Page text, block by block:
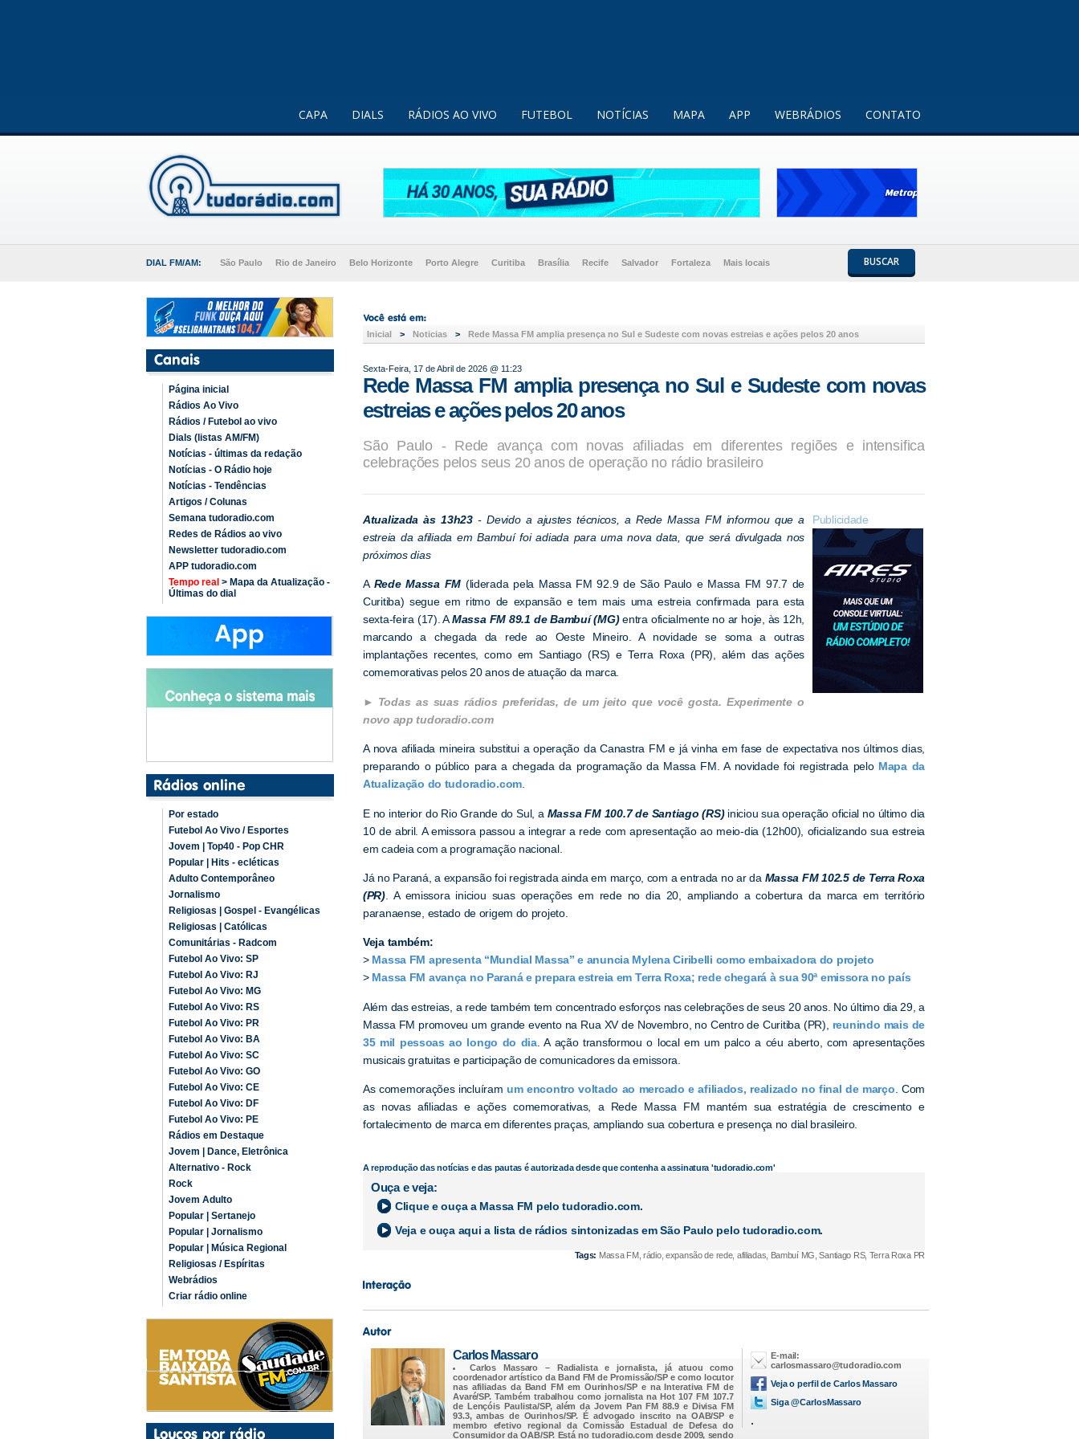
CAPA DIALS RÁDIOS AO VIVO FUTEBOL NOTÍCIAS MAPA APP WEBRÁDIOS CONTATO
DIAL FM/AM: São Paulo Rio de Janeiro Belo Horizonte Porto Alegre Curitiba Brasília Recife Salvador Fortaleza Mais locais BUSCAR
Página inicial
Rádios Ao Vivo
Rádios / Futebol ao vivo
Dials (listas AM/FM)
Notícias - últimas da redação
Notícias - O Rádio hoje
Notícias - Tendências
Artigos / Colunas
Semana tudoradio.com
Redes de Rádios ao vivo
Newsletter tudoradio.com
APP tudoradio.com
Tempo real > Mapa da Atualização -
Últimas do dial
Por estado
Futebol Ao Vivo / Esportes
Jovem | Top40 - Pop CHR
Popular | Hits - ecléticas
Adulto Contemporâneo
Jornalismo
Religiosas | Gospel - Evangélicas
Religiosas | Católicas
Comunitárias - Radcom
Futebol Ao Vivo: SP
Futebol Ao Vivo: RJ
Futebol Ao Vivo: MG
Futebol Ao Vivo: RS
Futebol Ao Vivo: PR
Futebol Ao Vivo: BA
Futebol Ao Vivo: SC
Futebol Ao Vivo: GO
Futebol Ao Vivo: CE
Futebol Ao Vivo: DF
Futebol Ao Vivo: PE
Rádios em Destaque
Jovem | Dance, Eletrônica
Alternativo - Rock
Rock
Jovem Adulto
Popular | Sertanejo
Popular | Jornalismo
Popular | Música Regional
Religiosas / Espíritas
Webrádios
Criar rádio online
Inicial > Noticias > Rede Massa FM amplia presença no Sul e Sudeste com novas estreias e ações pelos 20 anos
Sexta-Feira, 17 de Abril de 2026 @ 11:23
Rede Massa FM amplia presença no Sul e Sudeste com novas
estreias e ações pelos 20 anos
São Paulo - Rede avança com novas afiliadas em diferentes regiões e intensifica
celebrações pelos seus 20 anos de operação no rádio brasileiro
Publicidade
Atualizada às 13h23- Devido a ajustes técnicos, a Rede Massa FM informou que a
estreia da afiliada em Bambuí foi adiada para uma nova data, que será divulgada nos
próximos dias
A RedeMassa FM (liderada pela Massa FM 92.9 de São Paulo e Massa FM 97.7 de
Curitiba) segue em ritmo de expansão e tem mais uma estreia confirmada para esta
sexta-feira (17). AMassa FM 89.1 de Bambuí (MG)entra oficialmente no ar hoje, às 12h,
marcando a chegada da rede ao Oeste Mineiro. A novidade se soma a outras
implantações recentes, como em Santiago (RS) e Terra Roxa (PR), além das ações
comemorativas pelos 20 anos de atuação da marca.
Todas as suas rádios preferidas, de um jeito que você gosta. Experimente o
novo app tudoradio.com
A nova afiliada mineira substitui a operação da Canastra FM e já vinha em fase de expectativa nos últimos dias,
preparando o público para a chegada da programação da Massa FM. A novidade foi registrada pelo Mapa da
Atualização do tudoradio.com.
E no interior do Rio Grande do Sul, a Massa FM 100.7 de Santiago (RS)iniciou sua operação oficial no último dia
10 de abril. A emissora passou a integrar a rede com apresentação ao meio-dia (12h00), oficializando sua estreia
em cadeia com a programação nacional.
Já no Paraná, a expansão foi registrada ainda em março, com a entrada no ar da Massa FM 102.5 de Terra Roxa
(PR). A emissora iniciou suas operações em rede no dia 20, ampliando a cobertura da marca em território
paranaense, estado de origem do projeto.
Veja também:
> Massa FM apresenta “Mundial Massa” e anuncia Mylena Ciribelli como embaixadora do projeto
> Massa FM avança no Paraná e prepara estreia em Terra Roxa; rede chegará à sua 90ª emissora no país
Além das estreias, a rede também tem concentrado esforços nas celebrações de seus 20 anos. No último dia 29, a
Massa FM promoveu um grande evento na Rua XV de Novembro, no Centro de Curitiba (PR), reunindo mais de
35 mil pessoas ao longo do dia. A ação transformou o local em um palco a céu aberto, com apresentações
musicais gratuitas e participação de comunicadores da emissora.
As comemorações incluíram um encontro voltado ao mercado e afiliados, realizado no final de março . Com
as novas afiliadas e ações comemorativas, a Rede Massa FM mantém sua estratégia de crescimento e
fortalecimento de marca em diferentes praças, ampliando sua cobertura e presença no dial brasileiro.
A reprodução das notícias e das pautas é autorizada desde que contenha a assinatura 'tudoradio.com'
Ouça e veja:
Clique e ouça a Massa FM pelo tudoradio.com.
Veja e ouça aqui a lista de rádios sintonizadas emSão Paulo pelo tudoradio.com.
Tags: Massa FM, rádio, expansão de rede, afiliadas, Bambuí MG, Santiago RS, Terra Roxa PR
Carlos Massaro
Carlos Massaro – Radialista e jornalista, já atuou como
coordenador artístico da Band FM de Promissão/SP e como locutor
nas afiliadas da Band FM em Ourinhos/SP e na Interativa FM de
Avaré/SP. Também trabalhou como jornalista na Hot 107 FM 107.7
de Lençóis Paulista/SP, além da Jovem Pan FM 88.9 e Divisa FM
93.3, ambas de Ourinhos/SP. É advogado inscrito na OAB/SP e
membro efetivo regional da Comissão Estadual de Defesa do
Consumidor da OAB/SP. Está notudoradio.com desde 2009, sendo
E-mail:
carlosmassaro@tudoradio.com
Veja o perfil de Carlos Massaro
Siga @CarlosMassaro
.